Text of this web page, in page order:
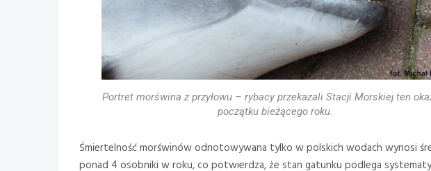
Portret morświna z przyłowu – rybacy przekazali Stacji Morskiej ten
początku bieżącego roku.
Śmiertelność morświnów odnotowywana tylko w polskich wodach wynosi
ponad 4 osobniki w roku, co potwierdza, że stan gatunku podlega